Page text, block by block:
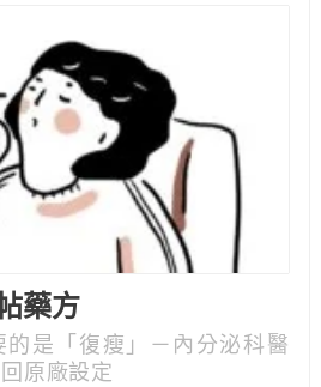
藥方
的是「復瘦」－內分泌科醫
原廠設定